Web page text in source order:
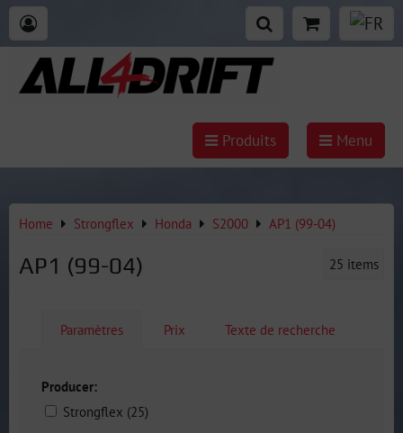
Produits Menu
Home Strongflex Honda S2000 AP1 (99-04)
AP1 (99-04) 25 items
Paramètres Prix Texte de recherche
Producer:
Strongflex (25)